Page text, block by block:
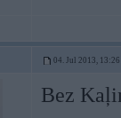
04. Jul 2013, 13:26
Bez